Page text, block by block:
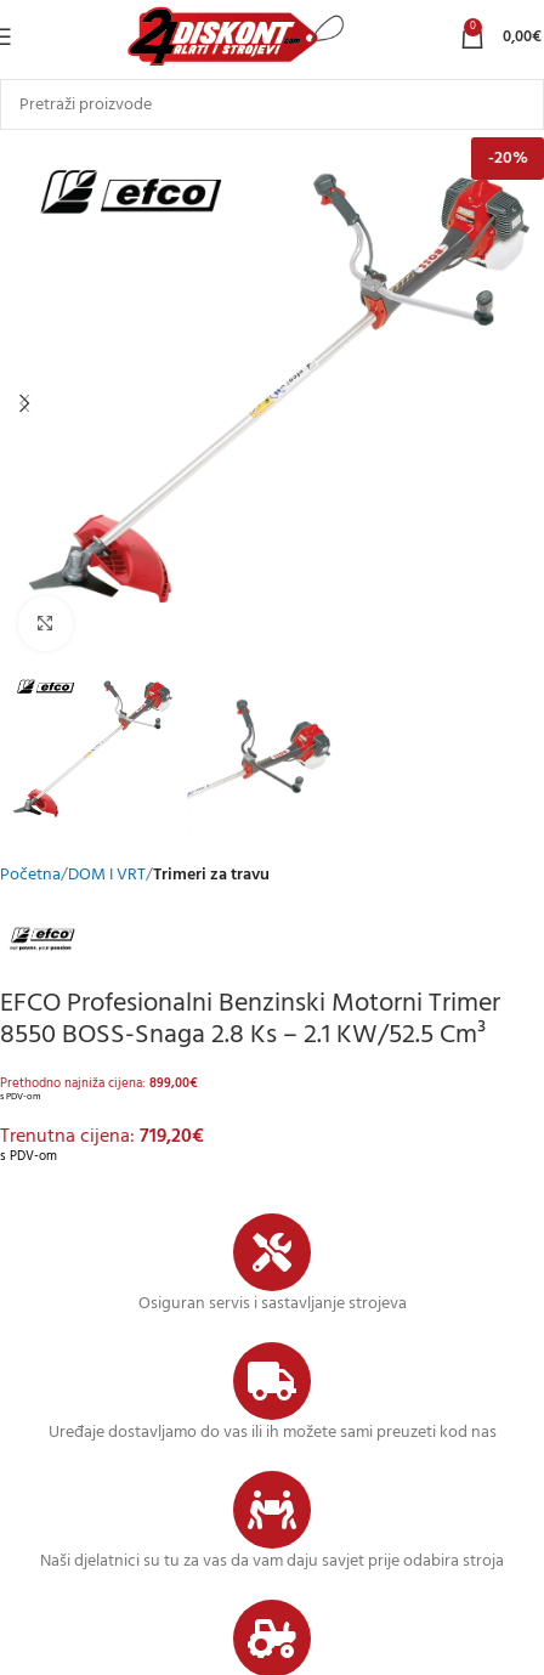
0 0,00€
-20%
Početna DOM I VRT Trimeri za travu
EFCO Profesionalni Benzinski Motorni Trimer
8550 BOSS-Snaga 2.8 Ks – 2.1 KW/52.5 Cm³
Prethodno najniža cijena: 899,00€
s PDV-om
Trenutna cijena:719,20€
s PDV-om
Osiguran servis i sastavljanje strojeva
Uređaje dostavljamo do vas ili ih možete sami preuzeti kod nas
Naši djelatnici su tu za vas da vam daju savjet prije odabira stroja